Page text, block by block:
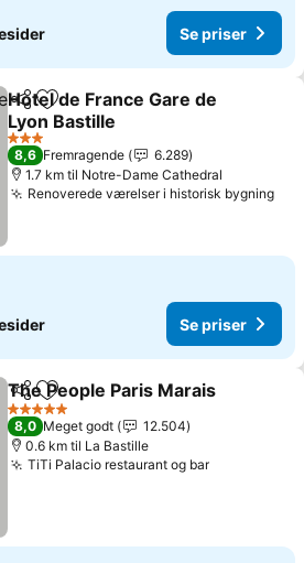
Se priser
Del Føj til favoritter
Hotel de France Gare de
Lyon Bastille
3 Stjerner
8,6 Fremragende
6.289
1.7 km til Notre-Dame Cathedral
Renoverede værelser i historisk bygning
Se priser
Del Føj til favoritter
The People Paris Marais
5 Stjerner
8,0 Meget godt
12.504
0.6 km til La Bastille
TiTi Palacio restaurant og bar